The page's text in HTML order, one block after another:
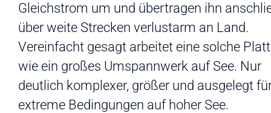
Gleichstrom um und übertragen ihn
über weite Strecken verlustarm an Land.
Vereinfacht gesagt arbeitet eine solche
wie ein großes Umspannwerk auf See. Nur
deutlich komplexer, größer und ausgelegt
extreme Bedingungen auf hoher See.